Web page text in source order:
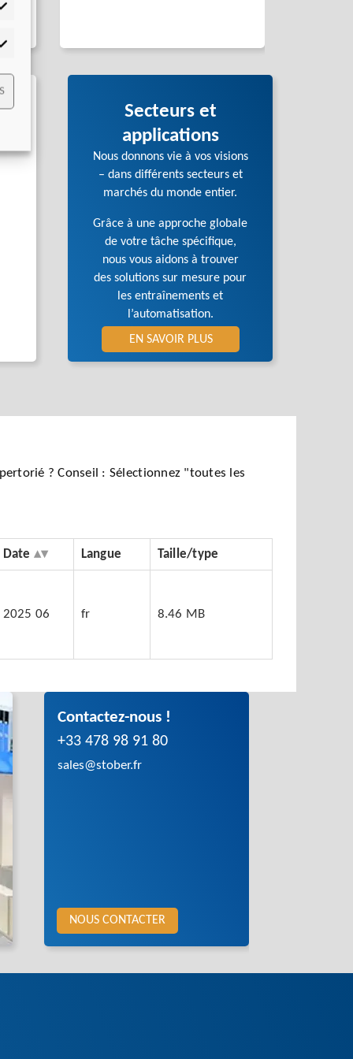
Secteurs et
applications
Nous donnons vie à vos visions
– dans différents secteurs et
marchés du monde entier.
Grâce à une approche globale
de votre tâche spécifique,
nous vous aidons à trouver
des solutions sur mesure pour
les entraînements et
l’automatisation.
EN SAVOIR PLUS
? Conseil : Sélectionnez "toutes les
Date Langue Taille/type
2025 06 fr 8.46 MB
Contactez-nous !
+33 478 98 91 80
sales@stober.fr
NOUS CONTACTER